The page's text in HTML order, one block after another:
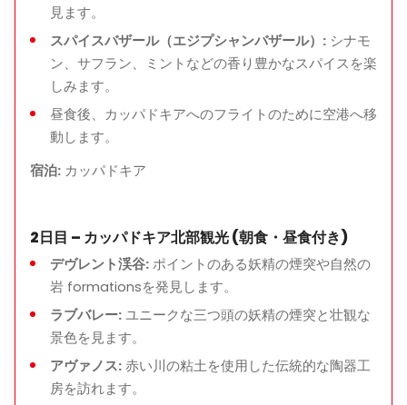
見ます。
スパイスバザール（エジプシャンバザール）: シナモ
ン、サフラン、ミントなどの香り豊かなスパイスを楽
しみます。
昼食後、カッパドキアへのフライトのために空港へ移
動します。
宿泊: カッパドキア
2日目 – カッパドキア北部観光 (朝食・昼食付き)
デヴレント渓谷: ポイントのある妖精の煙突や自然の
岩 formationsを発見します。
ラブバレー: ユニークな三つ頭の妖精の煙突と壮観な
景色を見ます。
アヴァノス: 赤い川の粘土を使用した伝統的な陶器工
房を訪れます。